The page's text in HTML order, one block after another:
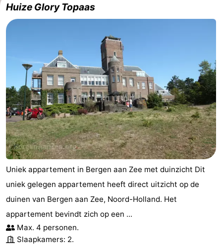
Huize Glory Topaas
Uniek appartement in Bergen aan Zee met duinzicht Dit
uniek gelegen appartement heeft direct uitzicht op de
duinen van Bergen aan Zee, Noord-Holland. Het
appartement bevindt zich op een ...
Max. 4 personen.
Slaapkamers: 2.